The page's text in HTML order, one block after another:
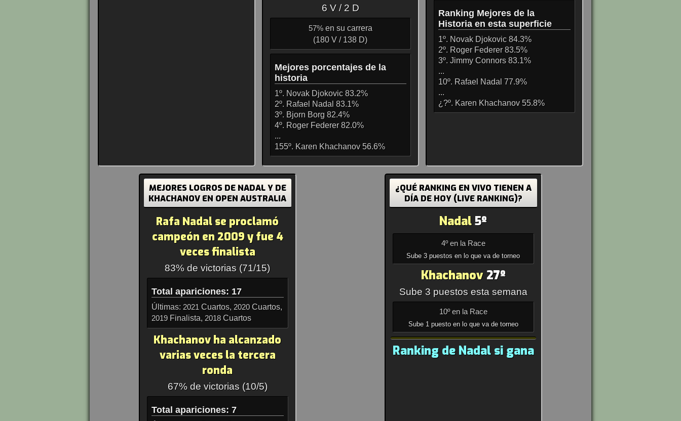
6 V / 2 D
57%en su carrera
(180 V / 138 D)
Mejores porcentajes de la
historia
1º. Novak Djokovic 83.2%
2º. Rafael Nadal 83.1%
3º. Bjorn Borg 82.4%
4º. Roger Federer 82.0%
...
155º. Karen Khachanov 56.6%
Ranking Mejores de la
Historia en esta superficie
1º. Novak Djokovic 84.3%
2º. Roger Federer 83.5%
3º. Jimmy Connors 83.1%
...
10º. Rafael Nadal 77.9%
...
¿?º. Karen Khachanov 55.8%
MEJORES LOGROS DE NADAL Y DE
KHACHANOV EN OPEN AUSTRALIA
Rafa Nadal se proclamó
campeón en 2009 y fue 4
veces finalista
83% de victorias (71/15)
Total apariciones: 17
Últimas: 2021 Cuartos, 2020 Cuartos,
2019 Finalista, 2018 Cuartos
Khachanov ha alcanzado
varias veces la tercera
ronda
67% de victorias (10/5)
Total apariciones: 7
¿QUÉ RANKING EN VIVO TIENEN A
DÍA DE HOY (LIVE RANKING)?
Nadal5º
4º en la Race
Sube 3 puestos en lo que va de torneo
Khachanov 27º
Sube 3 puestos esta semana
10º en la Race
Sube 1 puesto en lo que va de torneo
Ranking de Nadal si gana